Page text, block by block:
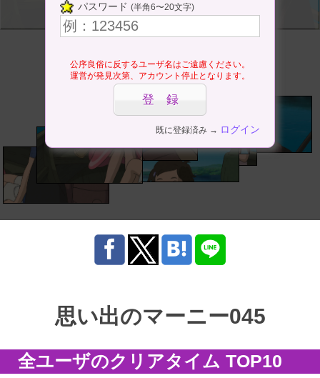
パスワード (半角6〜20文字)
公序良俗に反するユーザ名はご遠慮ください。
運営が発見次第、アカウント停止となります。
既に登録済み → ログイン
思い出のマーニー045
全ユーザのクリアタイム TOP10